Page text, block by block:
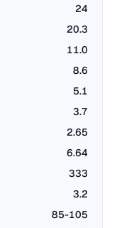
24
20.3
11.0
8.6
5.1
3.7
2.65
6.64
333
3.2
85-105